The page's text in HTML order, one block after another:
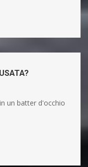
un batter d'occhio